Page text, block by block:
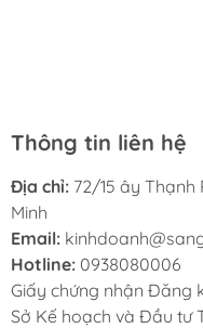
Thông tin liên hệ
Địa chỉ: 72/15 ây Thạnh
Minh
Email:
Hotline: 0938080006
Giấy chứng nhận Đăng
Sở Kế hoạch và Đầu tư